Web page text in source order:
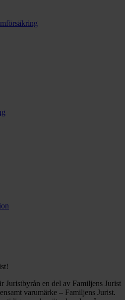
Juristbyrån en del av Familjens Jurist
varumärke – Familjens Jurist.